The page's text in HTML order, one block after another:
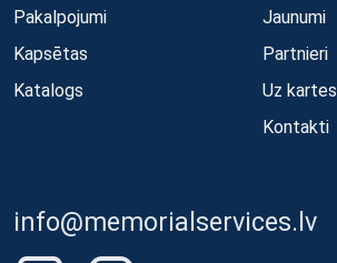
Pakalpojumi
Kapsētas
Katalogs
Jaunumi
Partnieri
Uz kartes
Kontakti
info@memorialservices.lv